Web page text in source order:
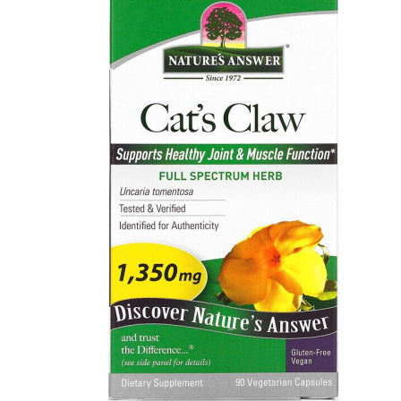
АНАБОЛИЧЕСКИЕ
АКСЕССУАРЫ
ДОБАВКИ ДЛЯ СУСТАВОВ И